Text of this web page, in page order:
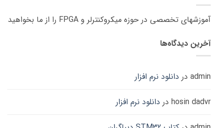
آموزشهای تخصصی در حوزه میکروکنترلر و FPGA را از ما بخواهید
آخرین دیدگاه‌ها
admin در دانلود نرم افزار
hosin dadvr در دانلود نرم افزار